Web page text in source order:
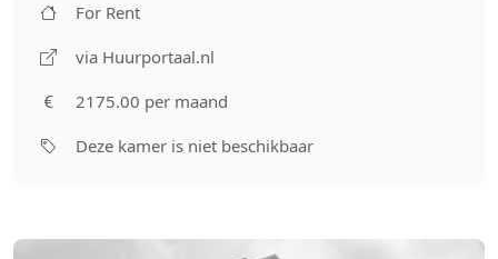
For Rent
via Huurportaal.nl
2175.00 per maand
Deze kamer is niet beschikbaar